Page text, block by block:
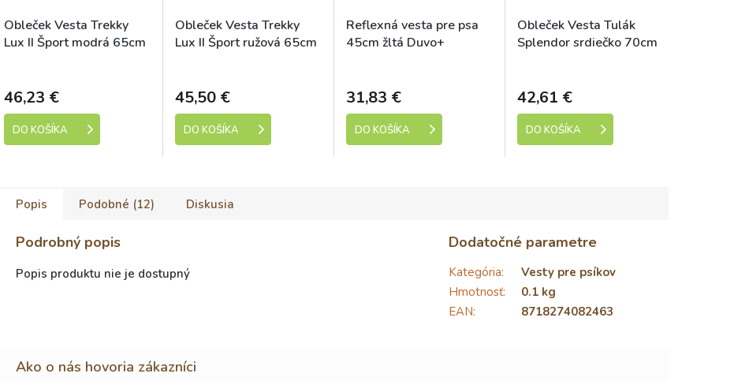
Obleček Vesta Trekky
Lux II Šport modrá 65cm
46,23 €
DO KOŠÍKA
Obleček Vesta Trekky
Lux II Šport ružová 65cm
45,50 €
DO KOŠÍKA
Reflexná vesta pre psa
45cm žltá Duvo+
31,83 €
DO KOŠÍKA
Obleček Vesta Tulák
Splendor srdiečko 70cm
42,61 €
DO KOŠÍKA
Popis Podobné (12) Diskusia
Podrobný popis
Popis produktu nie je dostupný
Dodatočné parametre
Kategória:
Vesty pre psíkov
Hmotnosť:
0.1 kg
EAN: 8718274082463